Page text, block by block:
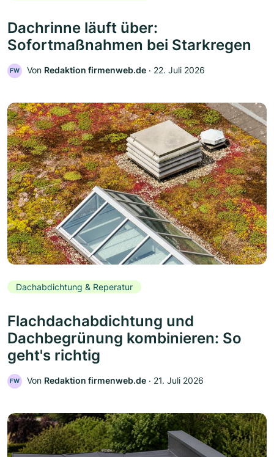
Dachrinne läuft über:
Sofortmaßnahmen bei Starkregen
FW Von Redaktion firmenweb.de ‧ 22. Juli 2026
Dachabdichtung & Reperatur
Flachdachabdichtung und
Dachbegrünung kombinieren: So
geht's richtig
FW Von Redaktion firmenweb.de ‧ 21. Juli 2026